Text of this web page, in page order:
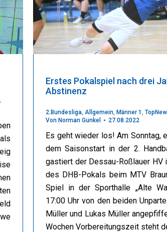
Erstes Pokalspiel nach drei
Abstinenz
2.Bundesliga, Allgemein, Männer 1 ,
Von Norman Gunkel 27.08.2022
Es geht wieder los! Am Sonntag,
dem Saisonstart in der 2.
gastiert der Dessau-Roßlauer HV
des DHB-Pokals beim MTV
Spiel in der Sporthalle „Alte
17:00 Uhr von den beiden
Müller und Lukas Müller
Wochen Vorbereitungszeit steht